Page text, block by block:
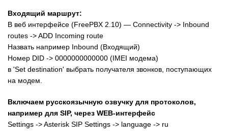
Входящий маршрут:
В веб интерфейсе (FreePBX 2.10) — Connectivity -> Inbound
routes -> ADD Incoming route
Назвать например Inbound (Входящий)
Номер DID -> 0000000000000 (IMEI модема)
в 'Set destination' выбрать получателя звонков, поступающих
на модем.
Включаем русскоязычную озвучку для протоколов,
например для SIP, через WEB-интерфейс
Settings -> Asterisk SIP Settings -> language -> ru